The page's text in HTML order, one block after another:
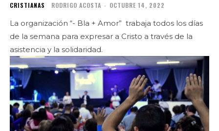
CRISTIANAS RODRIGO ACOSTA - OCTUBRE 14, 2022
La organización “- Bla + Amor” trabaja todos los días
de la semana para expresar a Cristo a través de la
asistencia y la solidaridad.